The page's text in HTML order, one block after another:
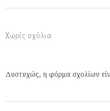
Χωρίς σχόλια
Δυστυχώς, η φόρμα σχολίων